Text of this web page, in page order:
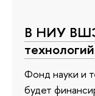
В НИУ ВШЭ
технологий
Фонд науки и
будет